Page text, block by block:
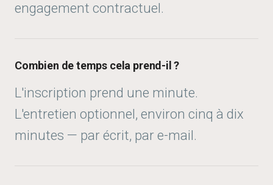
engagement contractuel.
Combien de temps cela prend-il ?
L'inscription prend une minute.
L'entretien optionnel, environ cinq à dix
minutes — par écrit, par e-mail.